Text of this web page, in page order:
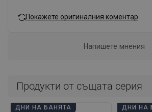
Покажете оригиналния коментар
Напишете мнения
Продукти от същата серия
ДНИ НА БАНЯТА ДНИ НА